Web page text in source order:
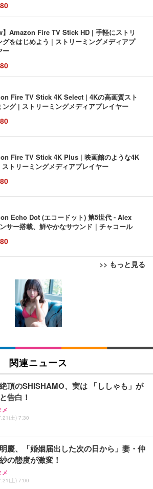
】Amazon Fire TV Stick HD | 手軽にストリ
グをはじめよう | ストリーミングメディアプ
ー
Fire TV Stick 4K Select | 4Kの高画質スト
ング | ストリーミングメディアプレイヤー
Fire TV Stick 4K Plus | 映画館のような4K
トリーミングメディアプレイヤー
Echo Dot (エコードット) 第5世代 - Alex
サー搭載、鮮やかなサウンド｜チャコール
>> もっと見る
オフィスチェア 椅子 テレワーク 疲れな
上げ式アームレスト コンパクト 約105度ロッ
pc 事務椅子 360度回転 座面昇降 強化ナイロ
ベース 通気性メッシュ 在宅ワーク H-WY01
黒枠+黒足)
B100 オフィスチェア／デスクチェア メッシ
ア 人間工学 疲れない ブラック
オフィスチェア デスクチェア 疲れない テレ
チェア 強化バックレスト 30度ロッキング機
工学 椅子 腰サポート 90度跳ね上げ式アーム
しゃれ パソコンチェア (ブラック)
オフィスチェア デスクチェア 疲れない テレ
チェア 強化バックレスト 30度ロッキング機
工学 椅子 腰サポート 90度跳ね上げ式アーム
ビジネス向けプレミアムモニター | FlexScan
WT | 31.5型4K UHD・USB Type-C・ホワ
ジネス向けプレミアムモニター | FlexScan
品】27"ゲーミングモニター DualSense 充電
付き（CFI-ZDM1J）
済み品】Dell E2724HS 27インチ 液晶モニタ
HD（1920×1080）VA 非光沢 HDMI/DisplayP
スピーカー内蔵 高さ調整 スイベル VESA対
ベーシック ペットシーツ 薄型 レギュラー 1
捨て 無香料 ホワイト 300枚
ベーシック ペットシーツ 厚型 ワイド 42枚
枚) ホワイト(吸収面:ライトブルー)
ルーライフ ネオ・オムツ L 中型犬用 26枚入
Basic(スマートベーシック) 【Amazon.co.jp
Smart Basic アイリスオーヤマ ペットシーツ
お徳用 ワイド 100枚入 (x 1) (ケース販売)
関連ニュース
頂のSHISHAMO、実は 「ししゃも」が
告白！
メ
土) 7:30
慶、「婚姻届出した次の日から」妻・仲
の態度が激変！
メ
土) 7:00